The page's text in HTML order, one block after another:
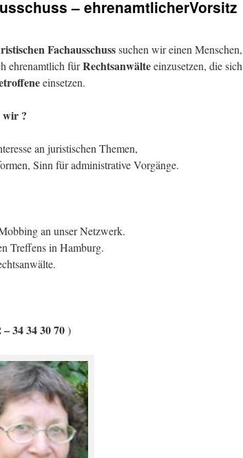
– ehrenamtlicherVorsitz
Fachausschusssuchen wir einen Menschen,
ehrenamtlich fürRechtsanwälteeinzusetzen, die sich
einsetzen.
wir ?
an juristischen Themen,
Sinn für administrative Vorgänge.
an unser Netzwerk.
Treffens in Hamburg.
– 34 34 30 70)